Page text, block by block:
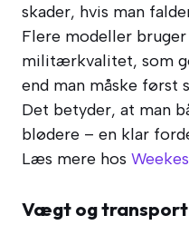
skader, hvis man
Flere modeller
militærkvalitet, som
end man måske først
Det betyder, at man
blødere – en klar
Læs mere hos
Vægt og transport